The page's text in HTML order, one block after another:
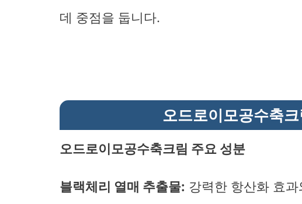
데 중점을 둡니다.
오드로이모공수축
오드로이모공수축크림 주요 성분
블랙체리 열매 추출물: 강력한 항산화 효